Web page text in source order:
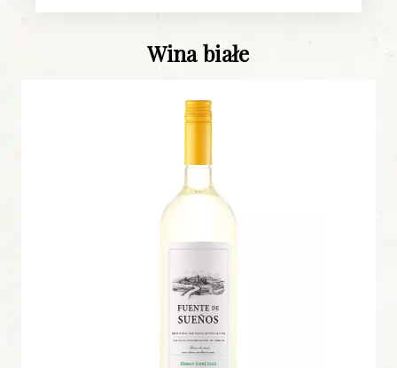
Wina białe